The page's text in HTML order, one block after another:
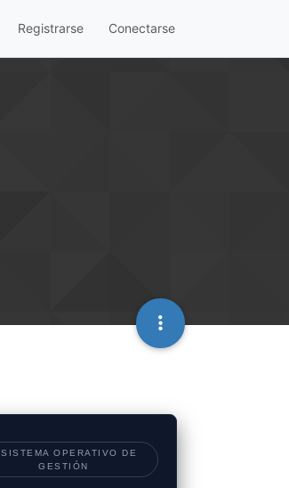
Registrarse Conectarse
SISTEMA OPERATIVO DE
GESTIÓN